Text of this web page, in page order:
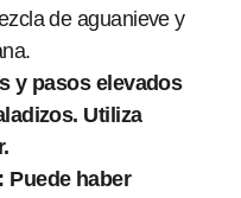
de aguanieve y
y pasos elevados
Utiliza
Puede haber